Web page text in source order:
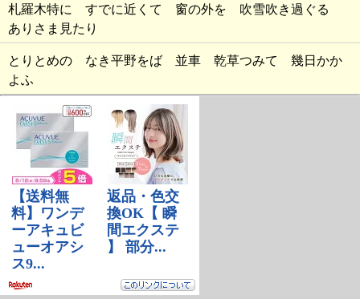
札羅木特に すでに近くて 窗の外を 吹雪吹き過ぐる
ありさま見たり
とりとめの なき平野をば 並車 乾草つみて 幾日かか
よふ